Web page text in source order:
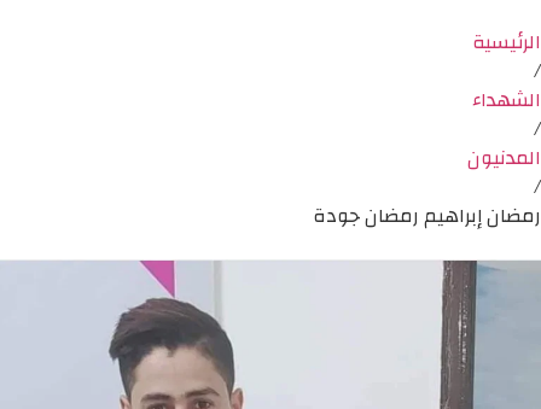
الرئيسية
/
الشهداء
/
المدنيون
/
رمضان إبراهيم رمضان جودة